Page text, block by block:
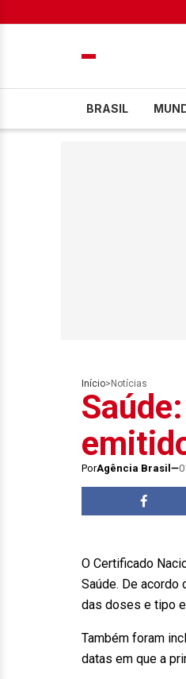
BRASIL
Início> Notícias
PorAgência Brasil
O Certificado
Saúde. De
das doses e tipo
Também foram
datas em que a